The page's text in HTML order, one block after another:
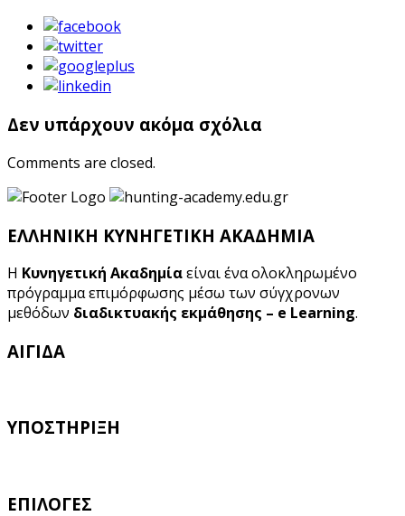
Δεν υπάρχουν ακόμα σχόλια
Comments are closed.
ΕΛΛΗΝΙΚΗ ΚΥΝΗΓΕΤΙΚΗ ΑΚΑΔΗΜΙΑ
Η Κυνηγετική Ακαδημίαείναι ένα ολοκληρωμένο
πρόγραμμα επιμόρφωσης μέσω των σύγχρονων
μεθόδων διαδικτυακής εκμάθησης – e Learning.
ΑΙΓΙΔΑ
ΥΠΟΣΤΗΡΙΞΗ
ΕΠΙΛΟΓΕΣ